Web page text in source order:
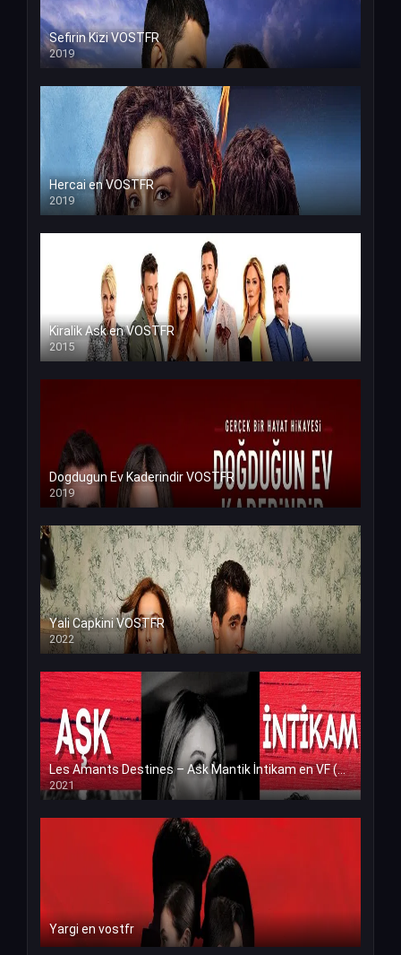
Sefirin Kizi VOSTFR
2019
Hercai en VOSTFR
2019
Kiralik Ask en VOSTFR
2015
Dogdugun Ev Kaderindir VOSTFR
2019
Yali Capkini VOSTFR
2022
Les Amants Destines – Ask Mantik İntikam en VF (Voix Francaise)
2021
Yargi en vostfr